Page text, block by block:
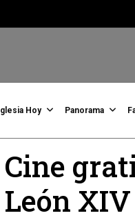
Iglesia Hoy Panorama
Cine
León